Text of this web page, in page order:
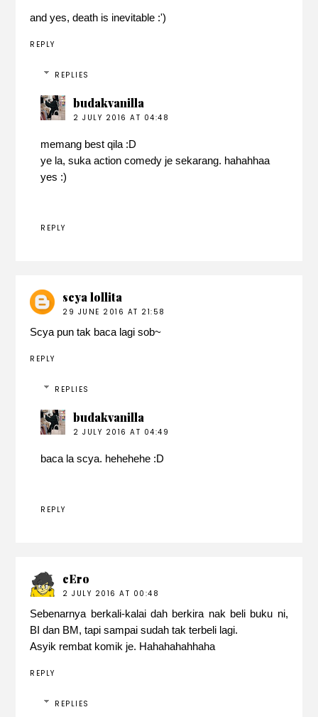
and yes, death is inevitable :')
REPLY
REPLIES
budakvanilla
2 JULY 2016 AT 04:48
memang best qila :D
ye la, suka action comedy je sekarang. hahahhaa
yes :)
REPLY
scya lollita
29 JUNE 2016 AT 21:58
Scya pun tak baca lagi sob~
REPLY
REPLIES
budakvanilla
2 JULY 2016 AT 04:49
baca la scya. hehehehe :D
REPLY
cEro
2 JULY 2016 AT 00:48
Sebenarnya berkali-kalai dah berkira nak beli buku ni,
BI dan BM, tapi sampai sudah tak terbeli lagi.
Asyik rembat komik je. Hahahahahhaha
REPLY
REPLIES